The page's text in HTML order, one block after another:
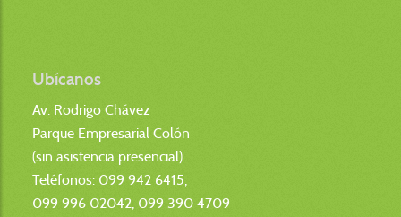
Ubícanos
Av. Rodrigo Chávez
Parque Empresarial Colón
(sin asistencia presencial)
Teléfonos: 099 942 6415,
099 996 02042, 099 390 4709